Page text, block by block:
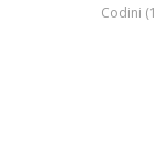
Codini